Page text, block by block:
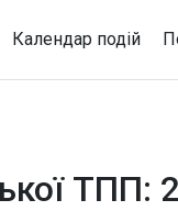
Календар подій
ТПП: